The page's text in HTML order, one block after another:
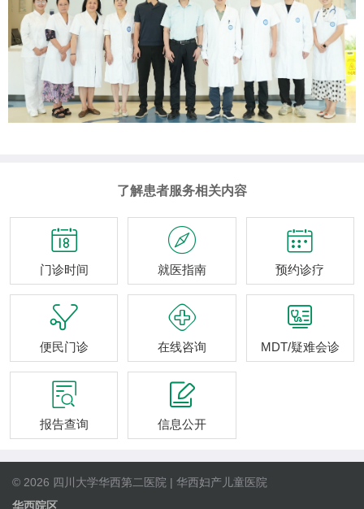
了解患者服务相关内容

门诊时间

就医指南

预约诊疗

便民门诊

在线咨询

MDT/疑难会诊

报告查询

信息公开
© 2026 四川大学华西第二医院 | 华西妇产儿童医院
华西院区